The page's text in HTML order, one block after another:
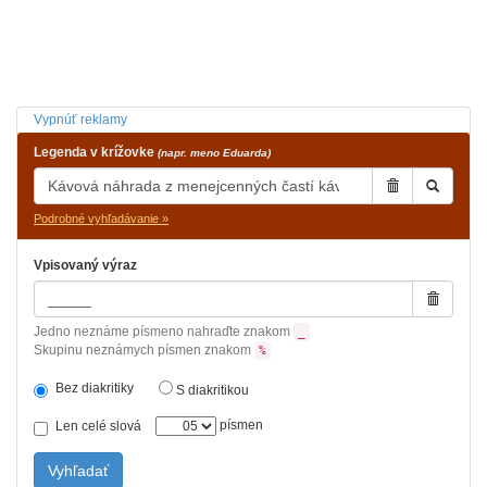
Vypnúť reklamy
Legenda v krížovke (napr. meno Eduarda)
Podrobné vyhľadávanie »
Vpisovaný výraz
Jedno neznáme písmeno nahraďte znakom
Skupinu neznámych písmen znakom %
Bez diakritiky S diakritikou
Len celé slová písmen
Vyhľadať